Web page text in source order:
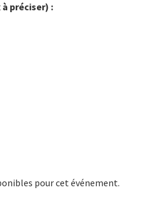
préciser) :
pour cet événement.